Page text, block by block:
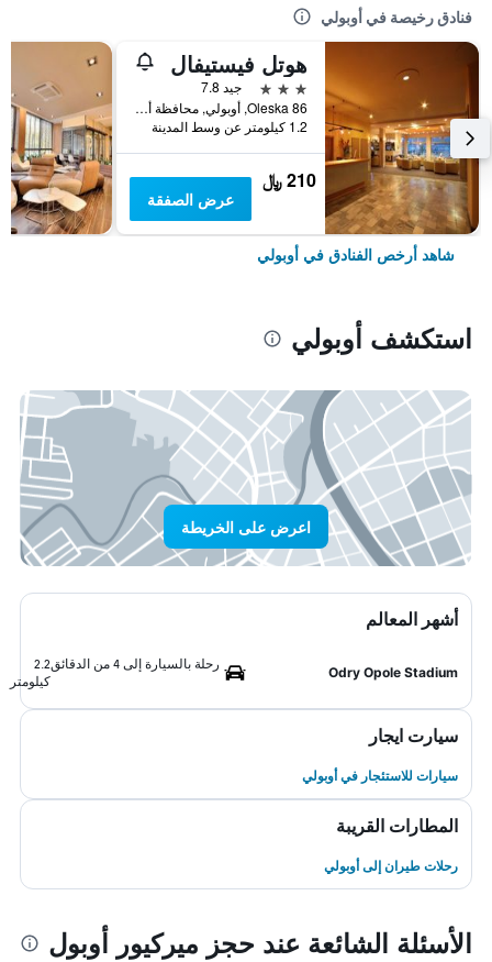
فنادق رخيصة في أوبولي
هوتل فيستيفال
3 نجوم
جيد 7.8
86 Oleska, أوبولي, محافظة أوبول, بولندا
1.2 كيلومتر عن وسط المدينة
210 ﷼
عرض الصفقة
شاهد أرخص الفنادق في أوبولي
استكشف أوبولي
اعرض على الخريطة
أشهر المعالم
Odry Opole Stadium
رحلة بالسيارة إلى 4 من الدقائق
2.2
كيلومتر
سيارت ايجار
سيارات للاستئجار في أوبولي
المطارات القريبة
رحلات طيران إلى أوبولي
الأسئلة الشائعة عند حجز ميركيور أوبول